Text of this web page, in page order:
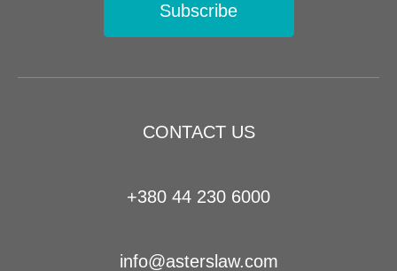
CONTACT US
+380 44 230 6000
info@asterslaw.com
Subscribe